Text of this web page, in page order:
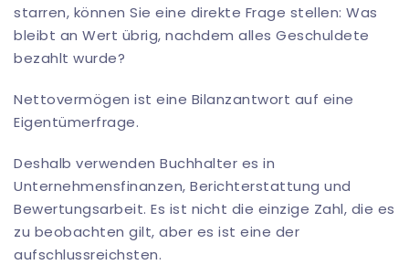
starren, können Sie eine direkte Frage stellen: Was
bleibt an Wert übrig, nachdem alles Geschuldete
bezahlt wurde?
Nettovermögen ist eine Bilanzantwort auf eine
Eigentümerfrage.
Deshalb verwenden Buchhalter es in
Unternehmensfinanzen, Berichterstattung und
Bewertungsarbeit. Es ist nicht die einzige Zahl, die es
zu beobachten gilt, aber es ist eine der
aufschlussreichsten.